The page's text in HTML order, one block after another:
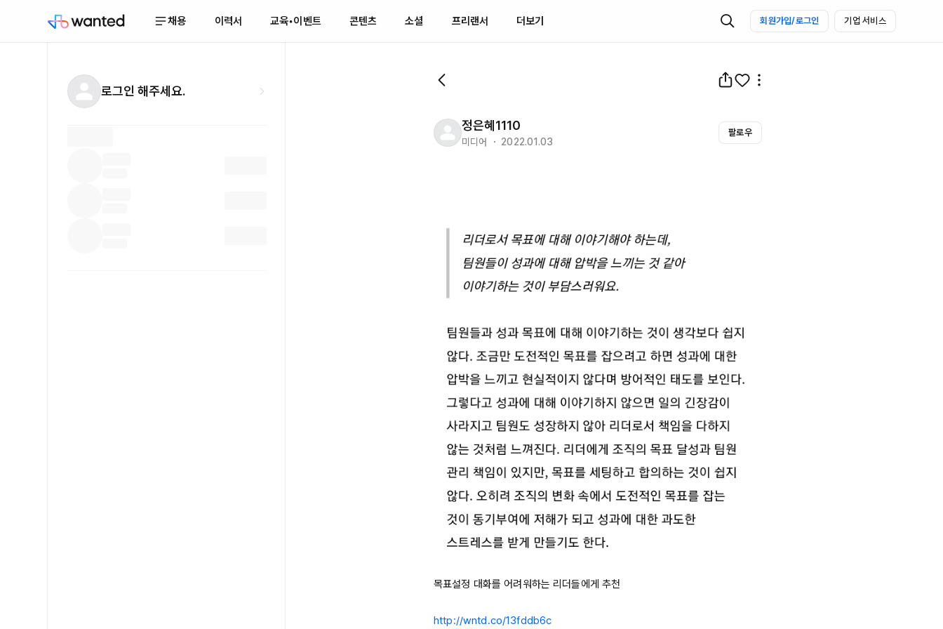
채용 이력서 교육•이벤트 콘텐츠 소셜 프리랜서 더보기 회원가입/로그인 기업 서비스
로그인 해주세요.
정은혜1110
미디어 ・ 2022.01.03
팔로우
목표설정 대화를 어려워하는 리더들에게 추천
http://wntd.co/13fddb6c